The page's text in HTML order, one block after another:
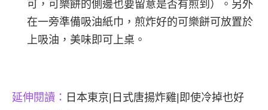
可，可樂餅的側邊也要留意是否有煎到）。另外
在一旁準備吸油紙巾，煎炸好的可樂餅可放置於
上吸油，美味即可上桌。
延伸閱讀： 日本東京|日式唐揚炸雞|即使冷掉也好